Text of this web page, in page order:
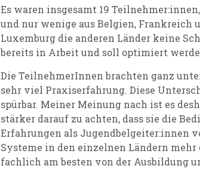
Es waren insgesamt 19
und nur wenige aus Belgien, Frankreich
Luxemburg die anderen Länder keine
bereits in Arbeit und soll optimiert
Die TeilnehmerInnen brachten ganz
sehr viel Praxiserfahrung. Diese
spürbar. Meiner Meinung nach ist es
stärker darauf zu achten, dass sie die
Erfahrungen als Jugendbelgeiter:innen
Systeme in den einzelnen Ländern
fachlich am besten von der Ausbildung